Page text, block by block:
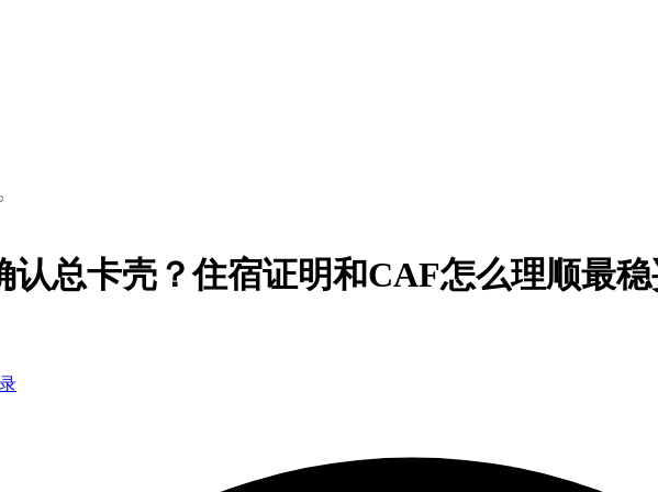
认总卡壳？住宿证明和CAF怎么理顺最